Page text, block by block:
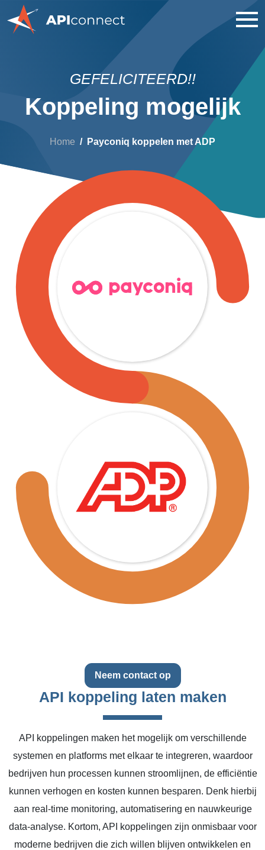
GEFELICITEERD!!
Koppeling mogelijk
Home Payconiq koppelen met ADP
Neem contact op
API koppeling laten maken
API koppelingen maken het mogelijk om verschillende
systemen en platforms met elkaar te integreren, waardoor
bedrijven hun processen kunnen stroomlijnen, de efficiëntie
kunnen verhogen en kosten kunnen besparen. Denk hierbij
aan real-time monitoring, automatisering en nauwkeurige
data-analyse. Kortom, API koppelingen zijn onmisbaar voor
moderne bedrijven die zich willen blijven ontwikkelen en